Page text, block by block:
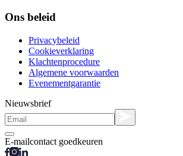
Ons beleid
Privacybeleid
Cookieverklaring
Klachtenprocedure
Algemene voorwaarden
Evenementgarantie
Nieuwsbrief
E-mailcontact goedkeuren